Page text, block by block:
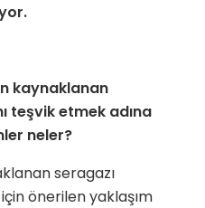
kaynaklanan
teşvik etmek adına
neler?
seragazı
önerilen yaklaşım